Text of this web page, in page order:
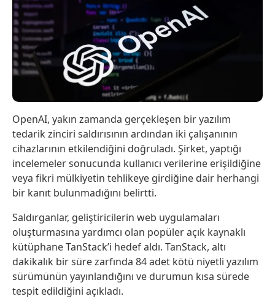
OpenAI, yakın zamanda gerçekleşen bir yazılım
tedarik zinciri saldırısının ardından iki çalışanının
cihazlarının etkilendiğini doğruladı. Şirket, yaptığı
incelemeler sonucunda kullanıcı verilerine erişildiğine
veya fikri mülkiyetin tehlikeye girdiğine dair herhangi
bir kanıt bulunmadığını belirtti.
Saldırganlar, geliştiricilerin web uygulamaları
oluşturmasına yardımcı olan popüler açık kaynaklı
kütüphane TanStack’i hedef aldı. TanStack, altı
dakikalık bir süre zarfında 84 adet kötü niyetli yazılım
sürümünün yayınlandığını ve durumun kısa sürede
tespit edildiğini açıkladı.